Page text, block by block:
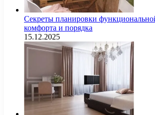
Секреты планировки
комфорта и порядка
15.12.2025